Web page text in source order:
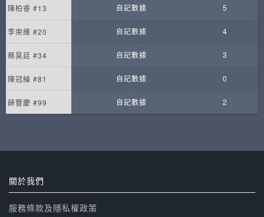
陳柏睿 #13 自記數據 5
李崇維 #20 自記數據 4
蔡昊廷 #34 自記數據 3
陳冠綸 #81 自記數據 0
薛豐慶 #99 自記數據 2
關於我們
服務條款及隱私權政策